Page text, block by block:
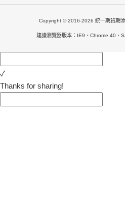
Copyright © 2016-2026 統一期貨期
建議瀏覽器版本：IE9、Chrome 40、
✓
Thanks for sharing!